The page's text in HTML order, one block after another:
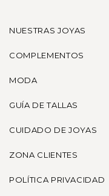
NUESTRAS JOYAS
COMPLEMENTOS
MODA
GUÍA DE TALLAS
CUIDADO DE JOYAS
ZONA CLIENTES
POLÍTICA PRIVACIDAD